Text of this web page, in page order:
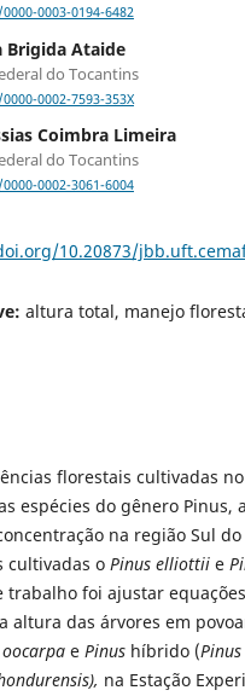
0003-0194-6482
Brigida Ataide
do Tocantins
0002-7593-353X
Coimbra Limeira
do Tocantins
0002-3061-6004
10.20873/
altura total, manejo
florestais cultivadas
espécies do gênero Pinus,
na região Sul
cultivadas o Pinus elliottiie
trabalho foi ajustar
altura das árvores em
e Pinushíbrido (
na Estação